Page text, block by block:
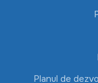
Planul de